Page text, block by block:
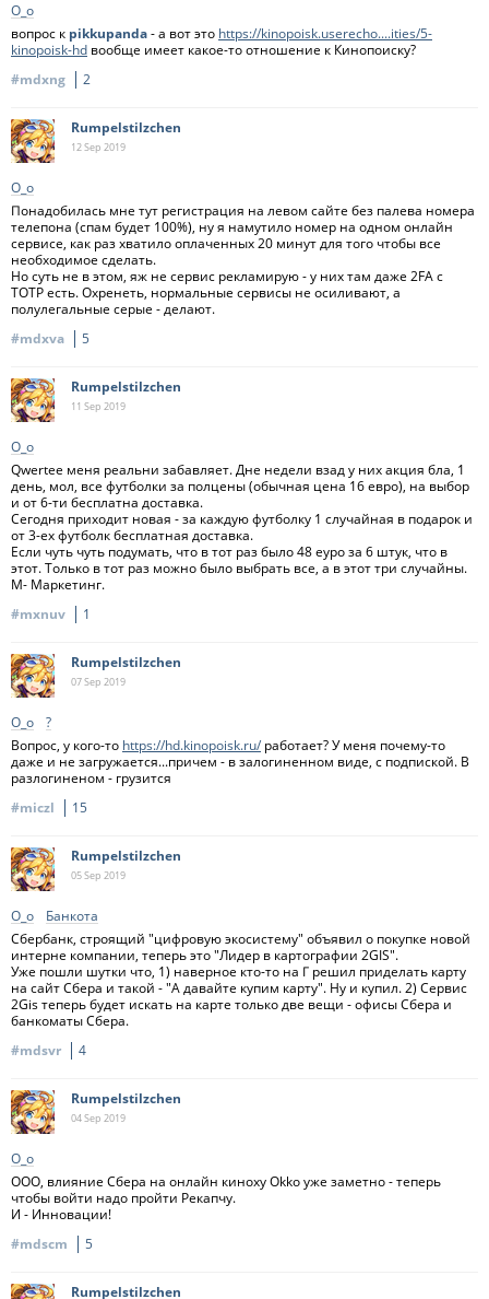
О_о
вопрос к pikkupanda- а вот это https://kinopoisk.userecho....ities/5-
kinopoisk-hd вообще имеет какое-то отношение к Кинопоиску?
#mdxng
2
Rumpelstilzchen
12 Sep 2019
О_о
Понадобилась мне тут регистрация на левом сайте без палева номера
телепона (спам будет 100%), ну я намутило номер на одном онлайн
сервисе, как раз хватило оплаченных 20 минут для того чтобы все
необходимое сделать.
Но суть не в этом, яж не сервис рекламирую - у них там даже 2FA c
TOTP есть. Охренеть, нормальные сервисы не осиливают, а
полулегальные серые - делают.
#mdxva
5
Rumpelstilzchen
11 Sep 2019
О_о
Qwertee меня реальни забавляет. Дне недели взад у них акция бла, 1
день, мол, все футболки за полцены (обычная цена 16 евро), на выбор
и от 6-ти бесплатна доставка.
Сегодня приходит новая - за каждую футболку 1 случайная в подарок и
от 3-ех футболк бесплатная доставка.
Если чуть чуть подумать, что в тот раз было 48 еуро за 6 штук, что в
этот. Только в тот раз можно было выбрать все, а в этот три случайны.
М- Маркетинг.
#mxnuv
1
Rumpelstilzchen
07 Sep 2019
О_о
?
Вопрос, у кого-то https://hd.kinopoisk.ru/ работает? У меня почему-то
даже и не загружается...причем - в залогиненном виде, с подпиской. В
разлогиненом - грузится
#miczl
15
Rumpelstilzchen
05 Sep 2019
О_о
Банкота
Сбербанк, строящий "цифровую экосистему" объявил о покупке новой
интерне компании, теперь это "Лидер в картографии 2GIS".
Уже пошли шутки что, 1) наверное кто-то на Г решил приделать карту
на сайт Сбера и такой - "А давайте купим карту". Ну и купил. 2) Сервис
2Gis теперь будет искать на карте только две вещи - офисы Сбера и
банкоматы Сбера.
#mdsvr
4
Rumpelstilzchen
04 Sep 2019
О_о
ООО, влияние Сбера на онлайн киноху Okko уже заметно - теперь
чтобы войти надо пройти Рекапчу.
И - Инновации!
#mdscm
5
Rumpelstilzchen